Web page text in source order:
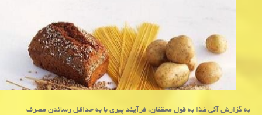
به گزارش آنی غذا به قول محققان، فرآیند پیری با به حداقل رساندن مصرف